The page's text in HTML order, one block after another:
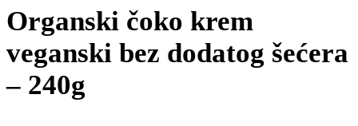
Organski čoko krem
veganski bez dodatog šećera
– 240g